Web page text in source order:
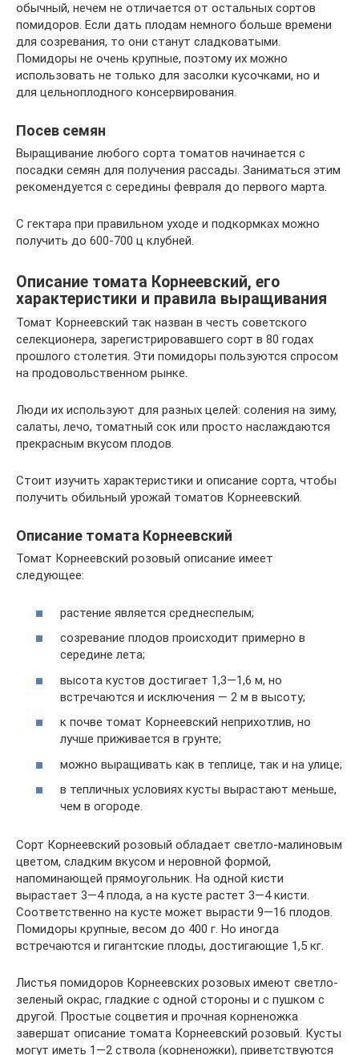
обычный, нечем не отличается от остальных сортов
помидоров. Если дать плодам немного больше времени
для созревания, то они станут сладковатыми.
Помидоры не очень крупные, поэтому их можно
использовать не только для засолки кусочками, но и
для цельноплодного консервирования.
Посев семян
Выращивание любого сорта томатов начинается с
посадки семян для получения рассады. Заниматься этим
рекомендуется с середины февраля до первого марта.
С гектара при правильном уходе и подкормках можно
получить до 600-700 ц клубней.
Описание томата Корнеевский, его
характеристики и правила выращивания
Томат Корнеевский так назван в честь советского
селекционера, зарегистрировавшего сорт в 80 годах
прошлого столетия. Эти помидоры пользуются спросом
на продовольственном рынке.
Люди их используют для разных целей: соления на зиму,
салаты, лечо, томатный сок или просто наслаждаются
прекрасным вкусом плодов.
Стоит изучить характеристики и описание сорта, чтобы
получить обильный урожай томатов Корнеевский.
Описание томата Корнеевский
Томат Корнеевский розовый описание имеет
следующее:
растение является среднеспелым;
созревание плодов происходит примерно в
середине лета;
высота кустов достигает 1,3—1,6 м, но
встречаются и исключения — 2 м в высоту;
к почве томат Корнеевский неприхотлив, но
лучше приживается в грунте;
можно выращивать как в теплице, так и на улице;
в тепличных условиях кусты вырастают меньше,
чем в огороде.
Сорт Корнеевский розовый обладает светло-малиновым
цветом, сладким вкусом и неровной формой,
напоминающей прямоугольник. На одной кисти
вырастает 3—4 плода, а на кусте растет 3—4 кисти.
Соответственно на кусте может вырасти 9—16 плодов.
Помидоры крупные, весом до 400 г. Но иногда
встречаются и гигантские плоды, достигающие 1,5 кг.
Листья помидоров Корнеевских розовых имеют светло-
зеленый окрас, гладкие с одной стороны и с пушком с
другой. Простые соцветия и прочная корненожка
завершат описание томата Корнеевский розовый. Кусты
могут иметь 1—2 ствола (корненожки), приветствуются